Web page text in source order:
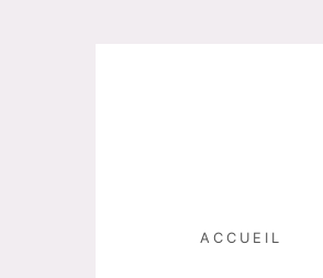
ACCUEIL